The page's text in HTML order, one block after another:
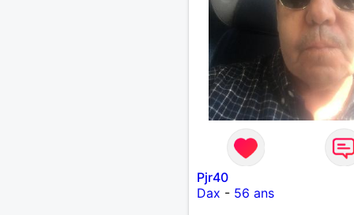
Pjr40
Dax - 56 ans